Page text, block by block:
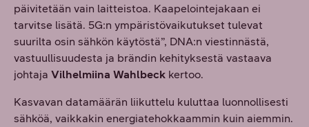
päivitetään vain laitteistoa. Kaapelointejakaan ei
tarvitse lisätä. 5G:n ympäristövaikutukset tulevat
suurilta osin sähkön käytöstä”, DNA:n viestinnästä,
vastuullisuudesta ja brändin kehityksestä vastaava
johtaja Vilhelmiina Wahlbeck kertoo.
Kasvavan datamäärän liikuttelu kuluttaa luonnollisesti
sähköä, vaikkakin energiatehokkaammin kuin aiemmin.